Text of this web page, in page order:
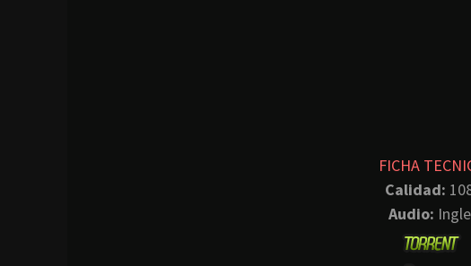
FICHA
Calidad:
Audio: